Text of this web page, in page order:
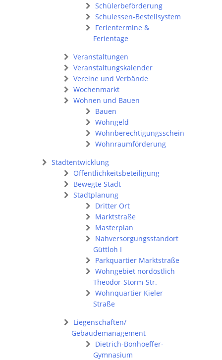
Schülerbeförderung
Schulessen-Bestellsystem
Ferientermine &
Ferientage
Veranstaltungen
Veranstaltungskalender
Vereine und Verbände
Wochenmarkt
Wohnen und Bauen
Bauen
Wohngeld
Wohnberechtigungsschein
Wohnraumförderung
Stadtentwicklung
Öffentlichkeitsbeteiligung
Bewegte Stadt
Stadtplanung
Dritter Ort
Marktstraße
Masterplan
Nahversorgungsstandort
Güttloh I
Parkquartier Marktstraße
Wohngebiet nordöstlich
Theodor-Storm-Str.
Wohnquartier Kieler
Straße
Liegenschaften/
Gebäudemanagement
Dietrich-Bonhoeffer-
Gymnasium